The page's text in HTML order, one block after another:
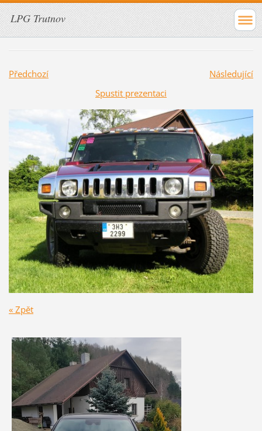
LPG Trutnov
Předchozí
Následující
Spustit prezentaci
« Zpět